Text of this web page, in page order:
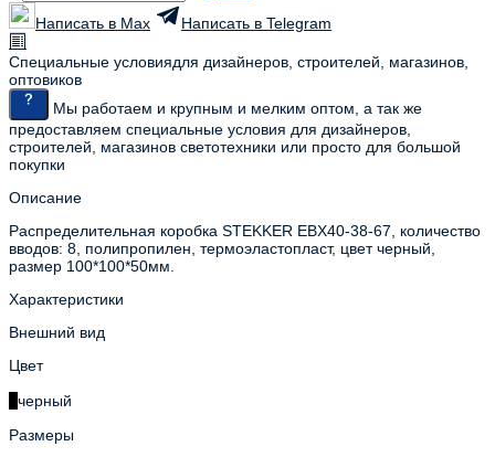
Написать в Max
Написать в Telegram
Специальные условиядля дизайнеров, строителей, магазинов,
оптовиков
Мы работаем и крупным и мелким оптом, а так же
предоставляем специальные условия для дизайнеров,
строителей, магазинов светотехники или просто для большой
покупки
Описание
Распределительная коробка STEKKER EBX40-38-67, количество
вводов: 8, полипропилен, термоэластопласт, цвет черный,
размер 100*100*50мм.
Характеристики
Внешний вид
Цвет
черный
Размеры